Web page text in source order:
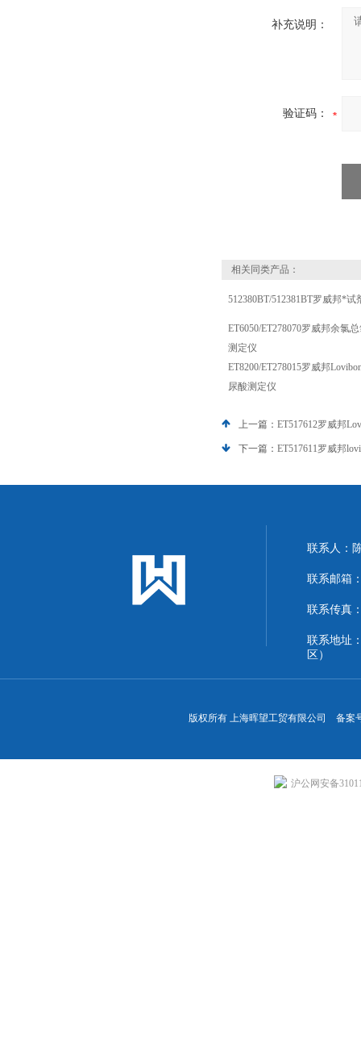
补充说明：
验证码：
相关同类产品：
512380BT/512381BT罗威邦*试
ET6050/ET278070罗威邦余氯
测定仪
ET8200/ET278015罗威邦
尿酸测定仪
上一篇： ET517612罗威邦
下一篇： ET517611罗威邦
联系人：
联系邮箱
联系传真
联系地址
区）
版权所有 上海晖望工贸有限公司 备案
沪公网安备